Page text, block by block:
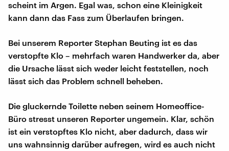
scheint im Argen. Egal was, schon eine Kleinigkeit
kann dann das Fass zum Überlaufen bringen.
Bei unserem Reporter Stephan Beuting ist es das
verstopfte Klo – mehrfach waren Handwerker da, aber
die Ursache lässt sich weder leicht feststellen, noch
lässt sich das Problem schnell beheben.
Die gluckernde Toilette neben seinem Homeoffice-
Büro stresst unseren Reporter ungemein. Klar, schön
ist ein verstopftes Klo nicht, aber dadurch, dass wir
uns wahnsinnig darüber aufregen, wird es auch nicht